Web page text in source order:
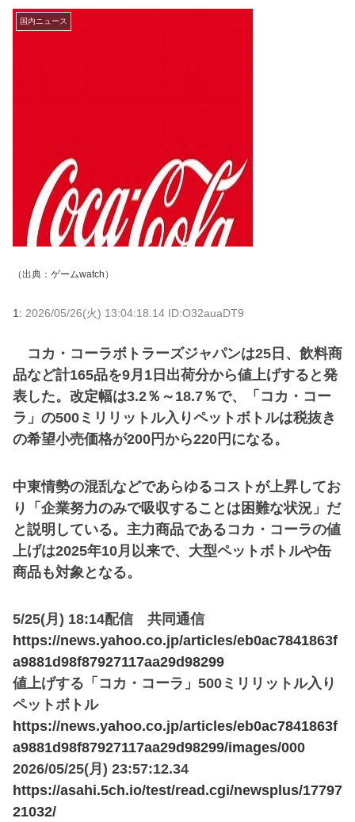
国内ニュース
（出典： ゲームwatch ）
1: 2026/05/26(火) 13:04:18.14 ID:O32auaDT9
コカ・コーラボトラーズジャパンは25日、飲料商
品など計165品を9月1日出荷分から値上げすると発
表した。改定幅は3.2％～18.7％で、「コカ・コー
ラ」の500ミリリットル入りペットボトルは税抜き
の希望小売価格が200円から220円になる。
中東情勢の混乱などであらゆるコストが上昇してお
り「企業努力のみで吸収することは困難な状況」だ
と説明している。主力商品であるコカ・コーラの値
上げは2025年10月以来で、大型ペットボトルや缶
商品も対象となる。
5/25(月) 18:14配信 共同通信
https://news.yahoo.co.jp/articles/eb0ac7841863f
a9881d98f87927117aa29d98299
値上げする「コカ・コーラ」500ミリリットル入り
ペットボトル
https://news.yahoo.co.jp/articles/eb0ac7841863f
a9881d98f87927117aa29d98299/images/000
2026/05/25(月) 23:57:12.34
https://asahi.5ch.io/test/read.cgi/newsplus/17797
21032/